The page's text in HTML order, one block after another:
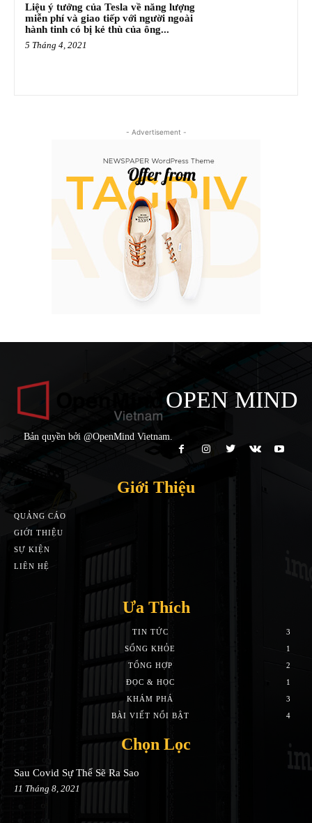
Liệu ý tưởng của Tesla về năng lượng
miễn phí và giao tiếp với người ngoài
hành tinh có bị kẻ thù của ông...
5 Tháng 4, 2021
- Advertisement -
OPEN MIND
Bản quyền bởi @OpenMind Vietnam.
Giới Thiệu
QUẢNG CÁO
GIỚI THIỆU
SỰ KIỆN
LIÊN HỆ
Ưa Thích
TIN TỨC
3
SỐNG KHỎE
1
TỔNG HỢP
2
ĐỌC & HỌC
1
KHÁM PHÁ
3
BÀI VIẾT NỔI BẬT
4
Chọn Lọc
Sau Covid Sự Thể Sẽ Ra Sao
11 Tháng 8, 2021